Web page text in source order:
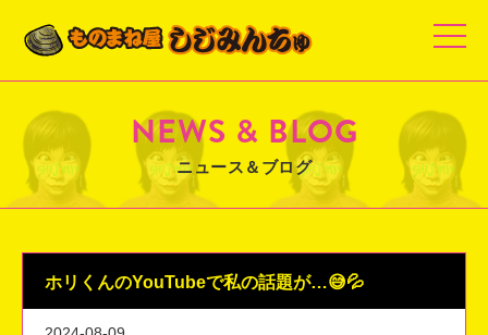
t
o
g
e
v
i
g
a
NEWS & BLOG
ニュース＆ブログ
ホリくんのYouTubeで私の話題が…😅💦